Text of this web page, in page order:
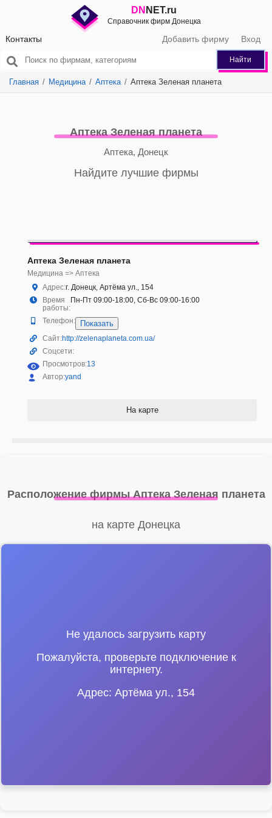
DN NET.ru
Справочник фирм Донецка
Контакты Добавить фирму Вход
Найти
Главная Медицина Аптека Аптека Зеленая планета
Аптека Зеленая планета
Аптека, Донецк
Найдите лучшие фирмы
Аптека Зеленая планета
Медицина => Аптека
Адрес:г. Донецк, Артёма ул., 154
Время
работы:
Пн-Пт 09:00-18:00, Сб-Вс 09:00-16:00
Телефон: Показать
Сайт:http://zelenaplaneta.com.ua/
Соцсети:
Просмотров:13
Автор:yand
На карте
Расположение фирмы Аптека Зеленая планета
на карте Донецка
Не удалось загрузить карту
Пожалуйста, проверьте подключение к
интернету.
Адрес: Артёма ул., 154